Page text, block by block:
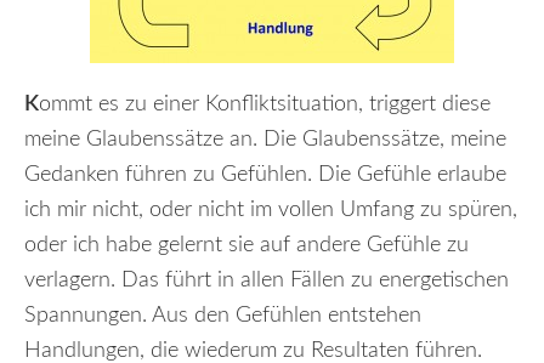
Kommt es zu einer Konfliktsituation, triggert diese
meine Glaubenssätze an. Die Glaubenssätze, meine
Gedanken führen zu Gefühlen. Die Gefühle erlaube
ich mir nicht, oder nicht im vollen Umfang zu spüren,
oder ich habe gelernt sie auf andere Gefühle zu
verlagern. Das führt in allen Fällen zu energetischen
Spannungen. Aus den Gefühlen entstehen
Handlungen, die wiederum zu Resultaten führen.